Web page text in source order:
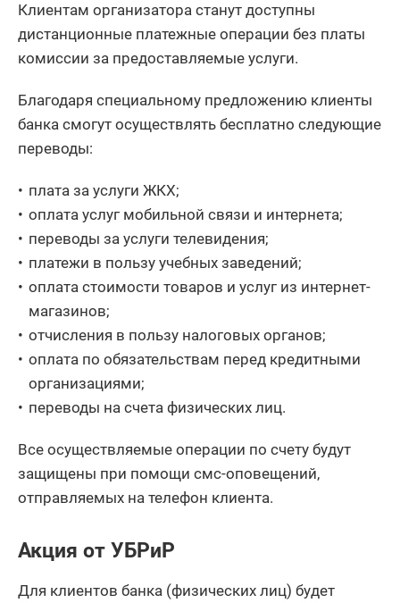
Клиентам организатора станут доступны
дистанционные платежные операции без платы
комиссии за предоставляемые услуги.
Благодаря специальному предложению клиенты
банка смогут осуществлять бесплатно следующие
переводы:
плата за услуги ЖКХ;
оплата услуг мобильной связи и интернета;
переводы за услуги телевидения;
платежи в пользу учебных заведений;
оплата стоимости товаров и услуг из интернет-
магазинов;
отчисления в пользу налоговых органов;
оплата по обязательствам перед кредитными
организациями;
переводы на счета физических лиц.
Все осуществляемые операции по счету будут
защищены при помощи смс-оповещений,
отправляемых на телефон клиента.
Акция от УБРиР
Для клиентов банка (физических лиц) будет